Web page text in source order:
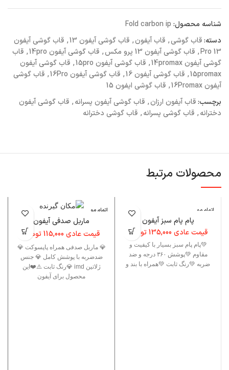
شناسه محصول: Fold carbon ip
دسته:قاب گوشی, قاب آیفون, قاب گوشی آیفون 13 , قاب گوشی آیفون
13 Pro
, قاب گوشی آیفون 13 پرو مکس , قاب گوشی آیفون 14pro , قاب
گوشی آیفون 14promax
, قاب گوشی آیفون 15pro , قاب گوشی آیفون
15promax
, قاب گوشی آیفون 16 , قاب گوشی آیفون 16Pro , قاب گوشی
آیفون 16Promax
, قاب گوشی ایفون 15
برچسب:قاب آیفون ارزان, قاب گوشی آیفون پسرانه, قاب گوشی آیفون
دخترانه, قاب گوشی پسرانه, قاب گوشی دخترانه
محصولات مرتبط
اتمام مو
پام پام سبز آیفون
قیمت عادی135,000 تومان
💚پام پام سبز بسیار با کیفیت و
مقاوم 💚پوشش ۳۶۰ درجه و ضد
ضربه 💚رنگ ثابت 💚همراه با بند و
اتمام مو
ماربل صدفی آیفون
قیمت عادی115,000 تومان
💎 ماربل صدفی همراه پاپسوکت 💎
ضدضربه با پوشش کامل 💎 جنس
ژلاتین imd 💎رنگ ثابت ⚠️❤️این
محصول برای آیفون